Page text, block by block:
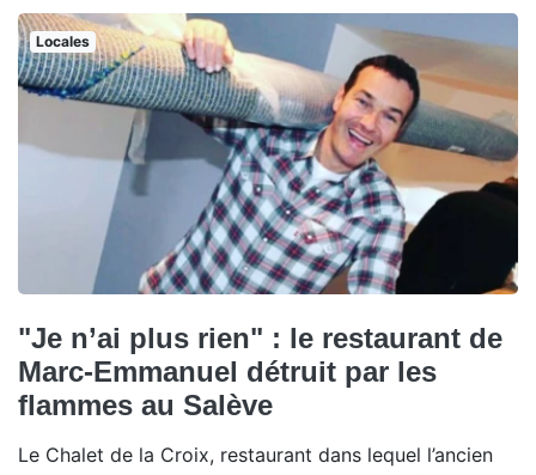
Locales
"Je n’ai plus rien" : le restaurant de
Marc-Emmanuel détruit par les
flammes au Salève
Le Chalet de la Croix, restaurant dans lequel l’ancien